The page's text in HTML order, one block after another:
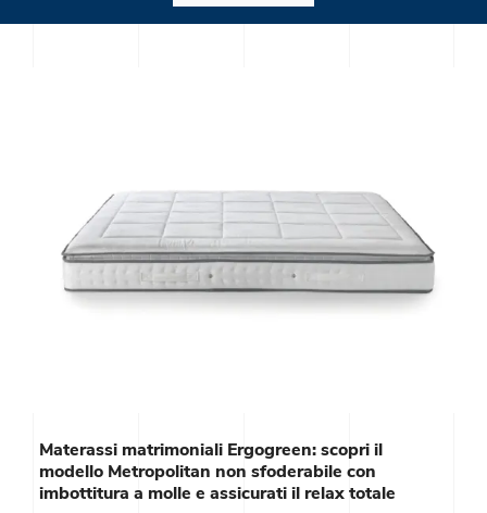
Materassi matrimoniali Ergogreen: scopri il
modello Metropolitan non sfoderabile con
imbottitura a molle e assicurati il relax totale